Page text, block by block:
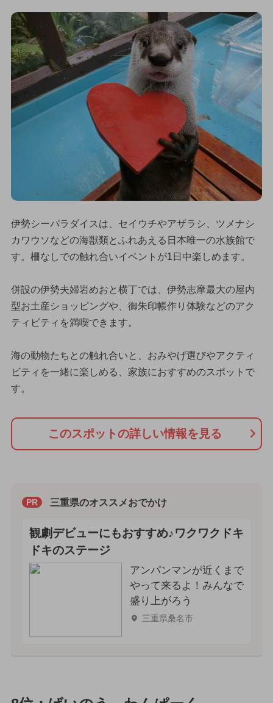
伊勢シーパラダイスは、セイウチやアザラシ、ツメナシ
カワウソなどの海獣類とふれあえる日本唯一の水族館で
す。柵なしでの触れ合いイベントが1日中楽しめます。
併設の伊勢夫婦岩めおと横丁では、伊勢志摩最大の屋内
型お土産ショッピングや、御朱印帳作り体験などのアク
ティビティを満喫できます。
海の動物たちとの触れ合いと、おみやげ選びやアクティ
ビティを一緒に楽しめる、家族におすすめのスポットで
す。
このスポットの詳しい情報を見る
PR 三重県のオススメおでかけ
観劇デビューにもおすすめ♪ワクワクドキ
ドキのステージ
アンパンマンが近くまで
やって来るよ！みんなで
盛り上がろう
三重県桑名市